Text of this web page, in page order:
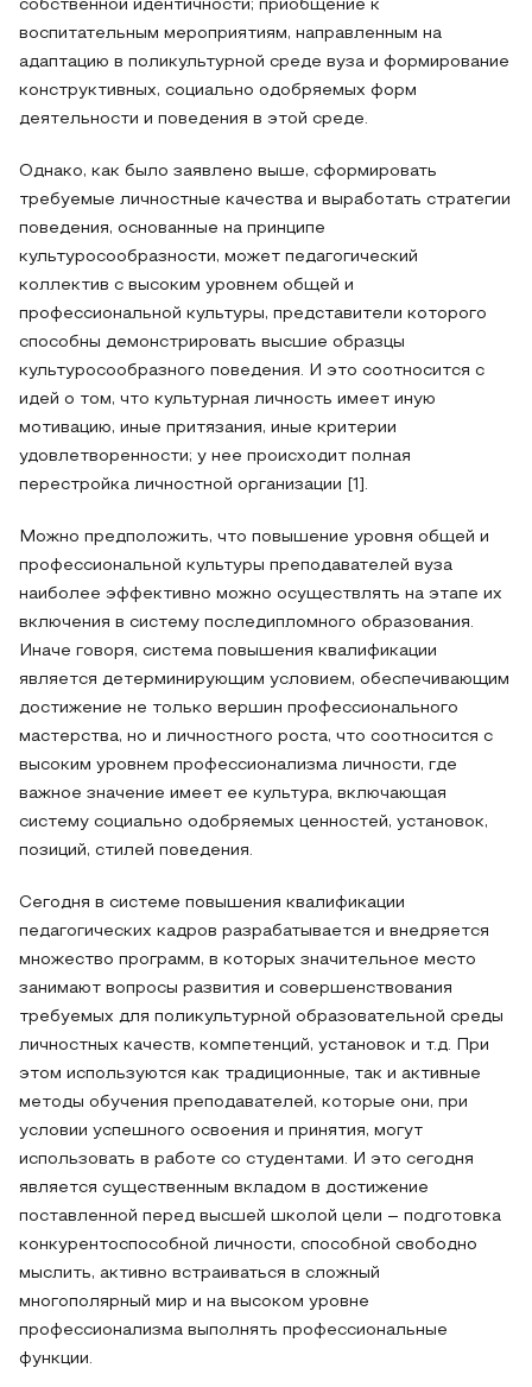
собственной идентичности; приобщение к
воспитательным мероприятиям, направленным на
адаптацию в поликультурной среде вуза и формирование
конструктивных, социально одобряемых форм
деятельности и поведения в этой среде.
Однако, как было заявлено выше, сформировать
требуемые личностные качества и выработать стратегии
поведения, основанные на принципе
культуросообразности, может педагогический
коллектив с высоким уровнем общей и
профессиональной культуры, представители которого
способны демонстрировать высшие образцы
культуросообразного поведения. И это соотносится с
идей о том, что культурная личность имеет иную
мотивацию, иные притязания, иные критерии
удовлетворенности; у нее происходит полная
перестройка личностной организации [1].
Можно предположить, что повышение уровня общей и
профессиональной культуры преподавателей вуза
наиболее эффективно можно осуществлять на этапе их
включения в систему последипломного образования.
Иначе говоря, система повышения квалификации
является детерминирующим условием, обеспечивающим
достижение не только вершин профессионального
мастерства, но и личностного роста, что соотносится с
высоким уровнем профессионализма личности, где
важное значение имеет ее культура, включающая
систему социально одобряемых ценностей, установок,
позиций, стилей поведения.
Сегодня в системе повышения квалификации
педагогических кадров разрабатывается и внедряется
множество программ, в которых значительное место
занимают вопросы развития и совершенствования
требуемых для поликультурной образовательной среды
личностных качеств, компетенций, установок и т.д. При
этом используются как традиционные, так и активные
методы обучения преподавателей, которые они, при
условии успешного освоения и принятия, могут
использовать в работе со студентами. И это сегодня
является существенным вкладом в достижение
поставленной перед высшей школой цели – подготовка
конкурентоспособной личности, способной свободно
мыслить, активно встраиваться в сложный
многополярный мир и на высоком уровне
профессионализма выполнять профессиональные
функции.